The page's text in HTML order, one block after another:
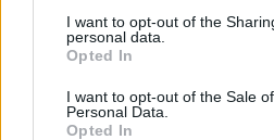
not limited to your visit or usage
grant or deny consent to Google
use your data for below specified
consent section.
I want to opt-out of the
personal data.
Opted In
I want to opt-out of the Sale
Personal Data.
Opted In